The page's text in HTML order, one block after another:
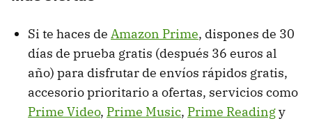
Si te haces de Amazon Prime, dispones de 30
días de prueba gratis (después 36 euros al
año) para disfrutar de envíos rápidos gratis,
accesorio prioritario a ofertas, servicios como
Prime Video, Prime Music, Prime Readingy